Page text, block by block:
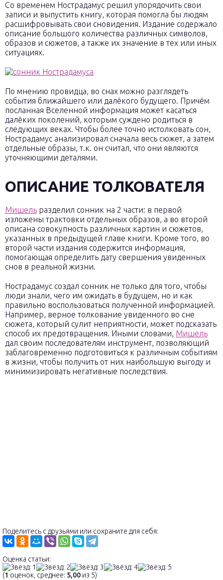
Со временем Нострадамус решил упорядочить свои
записи и выпустить книгу, которая помогла бы людям
расшифровывать свои сновидения. Издание содержало
описание большого количества различных символов,
образов и сюжетов, а также их значение в тех или иных
ситуациях.
По мнению провидца, во снах можно разглядеть
события ближайшего или далёкого будущего. Причём
посланная Вселенной информация может касаться
далёких поколений, которым суждено родиться в
следующих веках. Чтобы более точно истолковать сон,
Нострадамус анализировал сначала весь сюжет, а затем
отдельные образы, т.к. он считал, что они являются
уточняющими деталями.
ОПИСАНИЕ ТОЛКОВАТЕЛЯ
Мишель разделил сонник на 2 части: в первой
изложены трактовки отдельных образов, а во второй
описана совокупность различных картин и сюжетов,
указанных в предыдущей главе книги. Кроме того, во
второй части издания содержится информация,
помогающая определить дату свершения увиденных
снов в реальной жизни.
Нострадамус создал сонник не только для того, чтобы
люди знали, чего им ожидать в будущем, но и как
правильно воспользоваться полученной информацией.
Например, верное толкование увиденного во сне
сюжета, который сулит неприятности, может подсказать
способ их предотвращения. Иными словами, Мишель
дал своим последователям инструмент, позволяющий
заблаговременно подготовиться к различным событиям
в жизни, чтобы получить от них наибольшую выгоду и
минимизировать негативные последствия.
Поделитесь с друзьями или сохраните для себя:
Оценка статьи:
(1 оценок, среднее: 5,00 из 5)